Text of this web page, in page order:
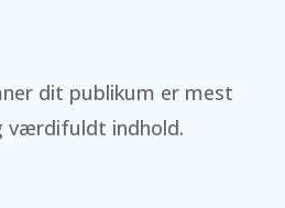
dit publikum er mest
værdifuldt indhold.